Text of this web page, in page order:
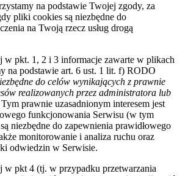
na podstawie Twojej zgody, za
pliki cookies są niezbędne do
na Twoją rzecz usług drogą
w pkt. 1, 2 i 3 informacje zawarte w plikach
na podstawie art. 6 ust. 1 lit. f) RODO
do celów wynikających z prawnie
realizowanych przez administratora lub
prawnie uzasadnionym interesem jest
funkcjonowania Serwisu (w tym
niezbędne do zapewnienia prawidłowego
monitorowanie i analiza ruchu oraz
odwiedzin w Serwisie.
w pkt 4 (tj. w przypadku przetwarzania